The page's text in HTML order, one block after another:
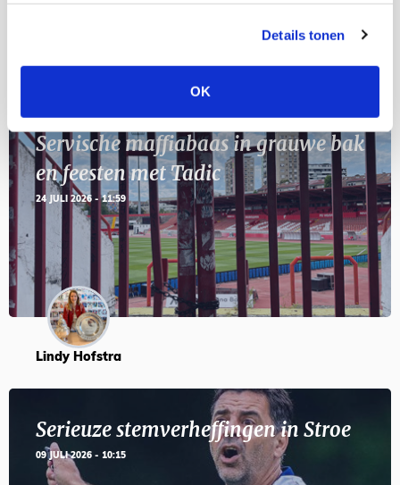
Details tonen
OK
Servische maffiabaas in grauwe bak
en feesten met Tadic
24 JULI 2026 - 11:59
Lindy Hofstra
Serieuze stemverheffingen in Stroe
09 JULI 2026 - 10:15